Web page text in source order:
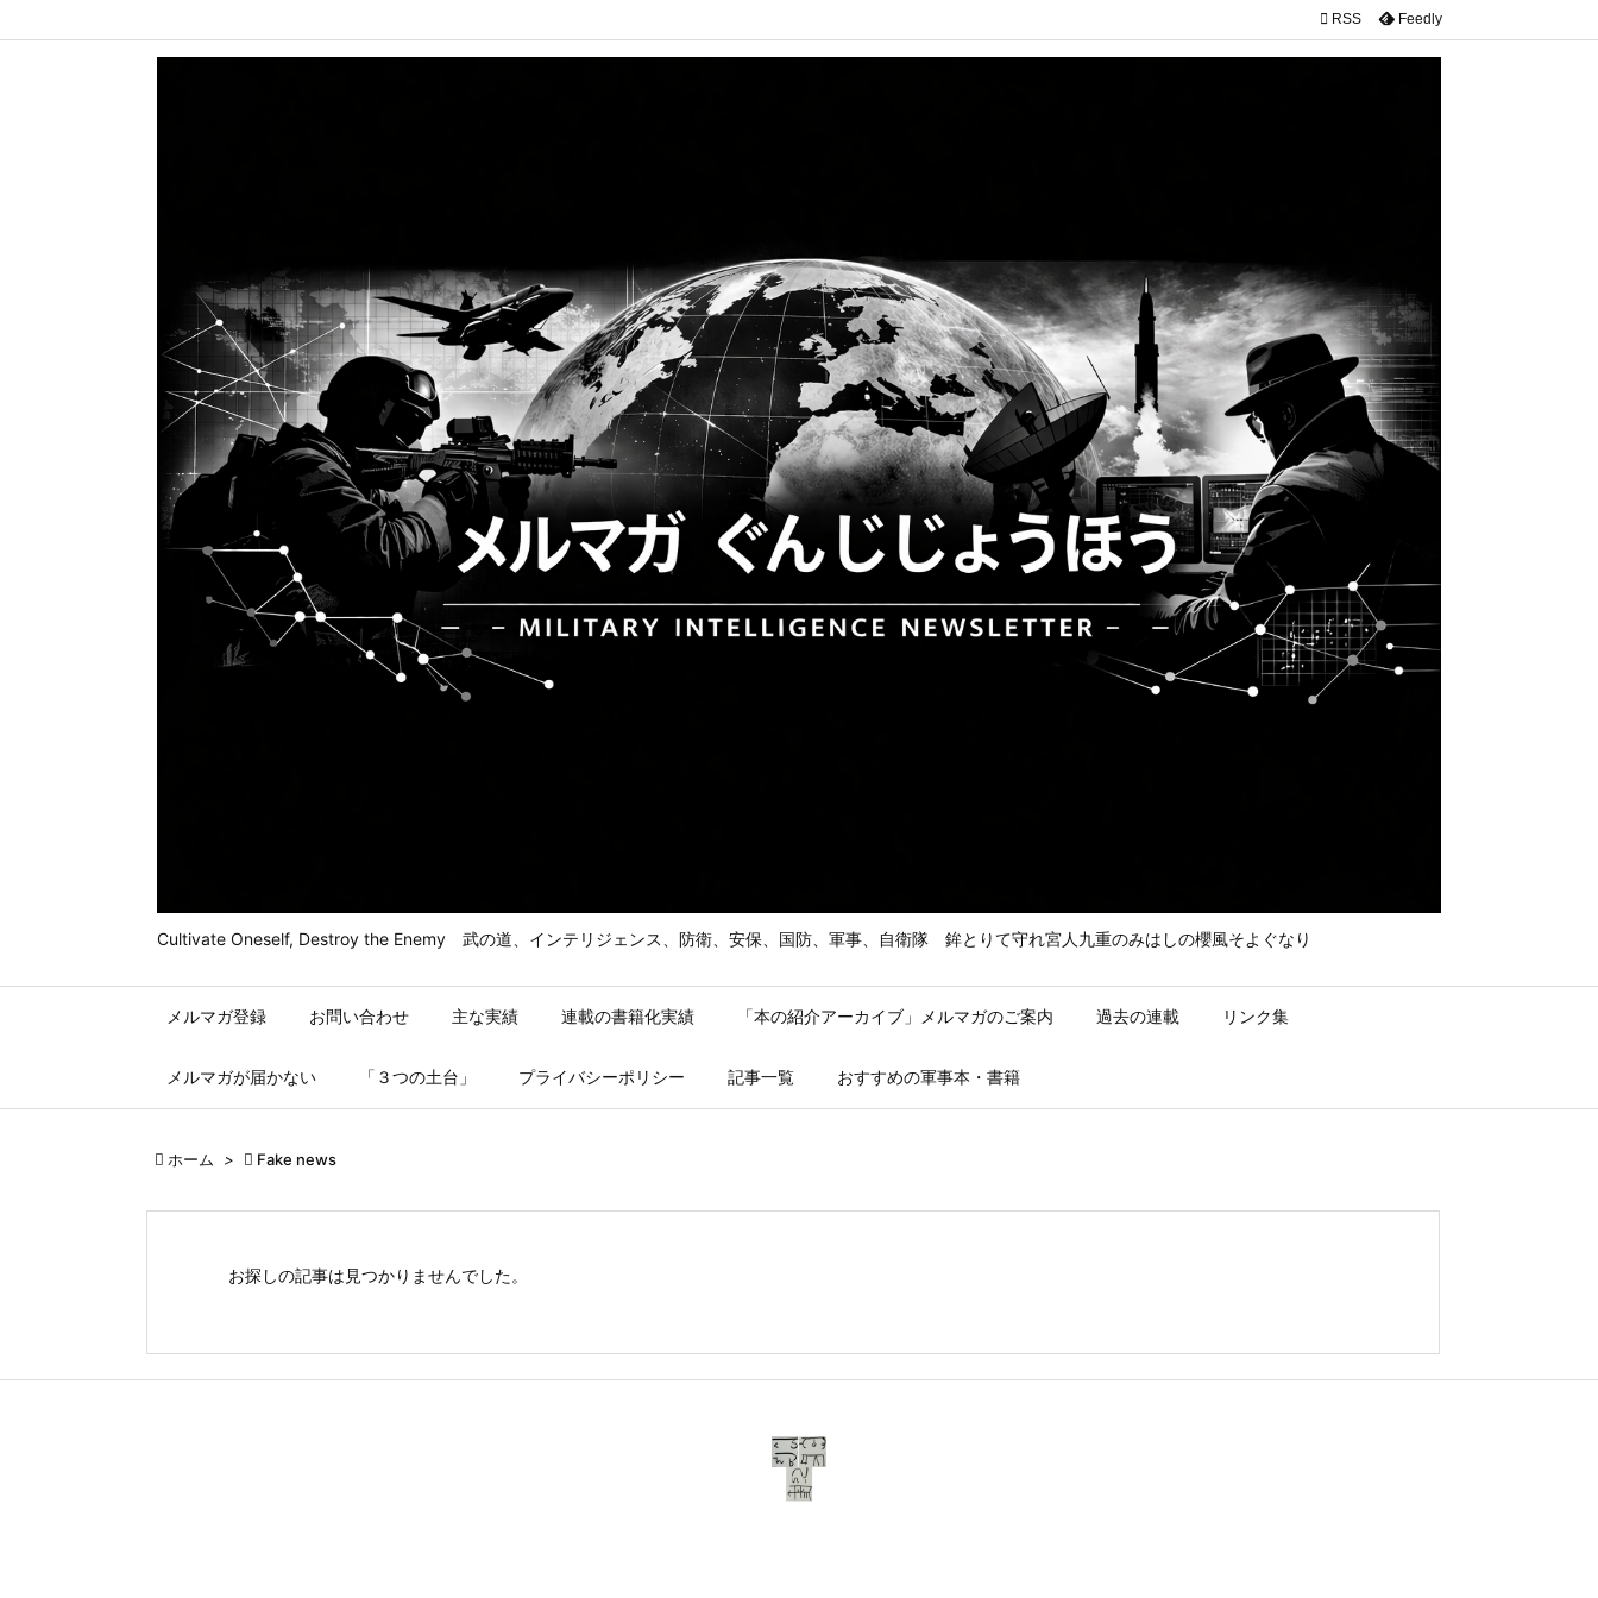
Cultivate Oneself, Destroy the Enemy 武の道、インテリジェンス、防衛、安保、国防、軍事、自衛隊 鉾とりて守れ宮人九重のみはしの櫻風そよぐなり
メルマガ登録 お問い合わせ 主な実績 連載の書籍化実績 「本の紹介アーカイブ」メルマガのご案内 過去の連載 リンク集
メルマガが届かない 「３つの土台」 プライバシーポリシー 記事一覧 おすすめの軍事本・書籍
 RSS Feedly
 ホーム >  Fake news
お探しの記事は見つかりませんでした。